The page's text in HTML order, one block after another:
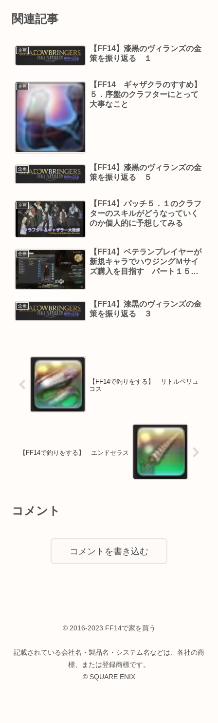
関連記事
企画
【FF14】漆黒のヴィランズの金
策を振り返る １
企画
【FF14 ギャザクラのすすめ】
５．序盤のクラフターにとって
大事なこと
企画
【FF14】漆黒のヴィランズの金
策を振り返る ５
企画
【FF14】パッチ５．１のクラフ
ターのスキルがどうなっていく
のか個人的に予想してみる
企画
【FF14】ベテランプレイヤーが
新規キャラでハウジングＭサイ
ズ購入を目指す パート１５
企画
【FF14】漆黒のヴィランズの金
策を振り返る ３
【FF14で釣りをする】 リトルペリュ
コス
【FF14で釣りをする】 エンドセラス
コメント
コメントを書き込む
© 2016-2023 FF14で家を買う
記載されている会社名・製品名・システム名などは、各社の商
標、または登録商標です。
© SQUARE ENIX